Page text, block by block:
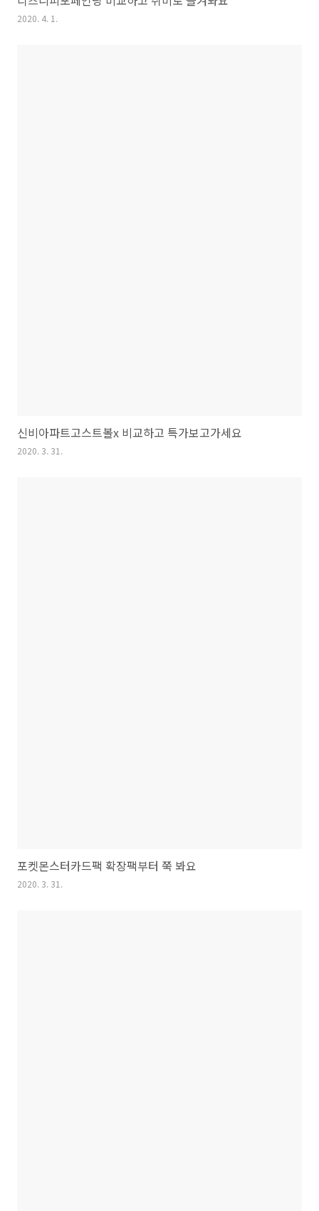
2020. 4. 1.
신비아파트고스트볼x 비교하고 특가보고가세요
2020. 3. 31.
포켓몬스터카드팩 확장팩부터 쭉 봐요
2020. 3. 31.